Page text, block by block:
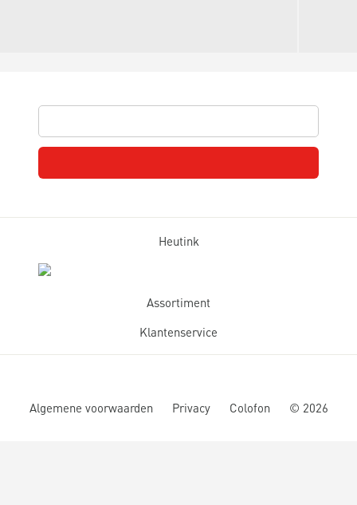
Heutink
Assortiment
Klantenservice
Algemene voorwaarden Privacy Colofon © 2026